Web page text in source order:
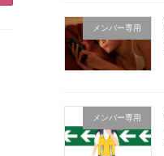
メンバー専用
メンバー専用